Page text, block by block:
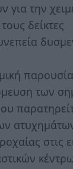
για την
δείκτες
των
στις